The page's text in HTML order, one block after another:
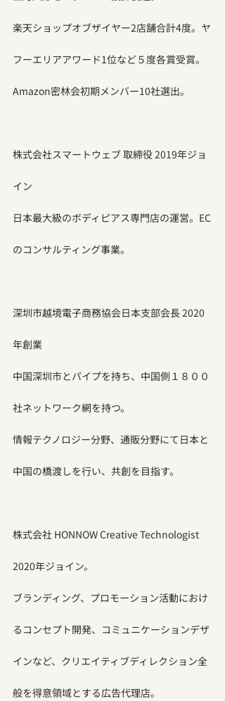
楽天ショップオブザイヤー2店舗合計4度。ヤ
フーエリアアワード1位など５度各賞受賞。
Amazon密林会初期メンバー10社選出。
株式会社スマートウェブ 取締役 2019年ジョ
イン
日本最大級のボディピアス専門店の運営。EC
のコンサルティング事業。
深圳市越境電子商務協会日本支部会長 2020
年創業
中国深圳市とパイプを持ち、中国側１８００
社ネットワーク網を持つ。
情報テクノロジー分野、通販分野にて日本と
中国の橋渡しを行い、共創を目指す。
株式会社 HONNOW Creative Technologist
2020年ジョイン。
ブランディング、プロモーション活動におけ
るコンセプト開発、コミュニケーションデザ
インなど、クリエイティブディレクション全
般を得意領域とする広告代理店。